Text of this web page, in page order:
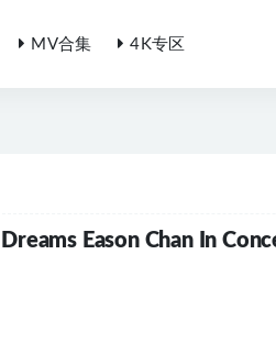
MV合集 4K专区
Eason Chan In